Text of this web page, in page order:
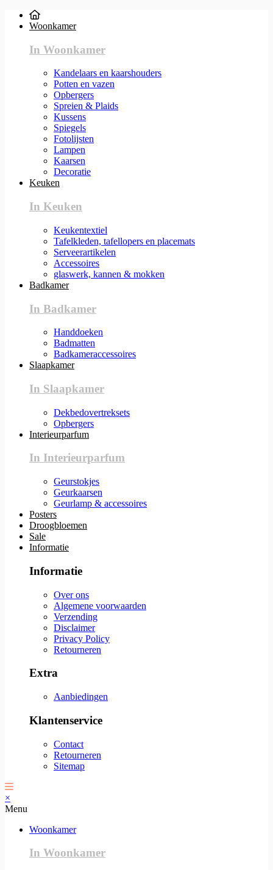
Woonkamer
In Woonkamer
Kandelaars en kaarshouders
Potten en vazen
Opbergers
Spreien & Plaids
Kussens
Spiegels
Fotolijsten
Lampen
Kaarsen
Decoratie
Keuken
In Keuken
Keukentextiel
Tafelkleden, tafellopers en placemats
Serveerartikelen
Accessoires
glaswerk, kannen & mokken
Badkamer
In Badkamer
Handdoeken
Badmatten
Badkameraccessoires
Slaapkamer
In Slaapkamer
Dekbedovertreksets
Opbergers
Interieurparfum
In Interieurparfum
Geurstokjes
Geurkaarsen
Geurlamp & accessoires
Posters
Droogbloemen
Sale
Informatie
Informatie
Over ons
Algemene voorwaarden
Verzending
Disclaimer
Privacy Policy
Retourneren
Extra
Aanbiedingen
Klantenservice
Contact
Retourneren
Sitemap
×
Menu
Woonkamer
In Woonkamer